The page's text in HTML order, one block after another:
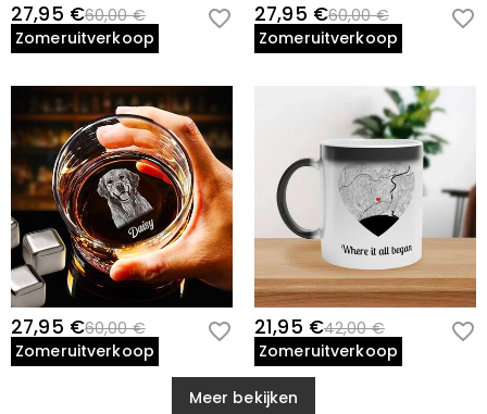
27,95 €60,00 €
Zomeruitverkoop
27,95 €60,00 €
Zomeruitverkoop
27,95 €60,00 €
Zomeruitverkoop
21,95 €42,00 €
Zomeruitverkoop
Meer bekijken